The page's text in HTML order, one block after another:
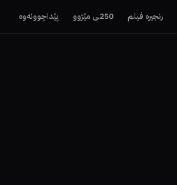
زنجیرە فیلم 250ـی مێژوو پێداچوونەوە